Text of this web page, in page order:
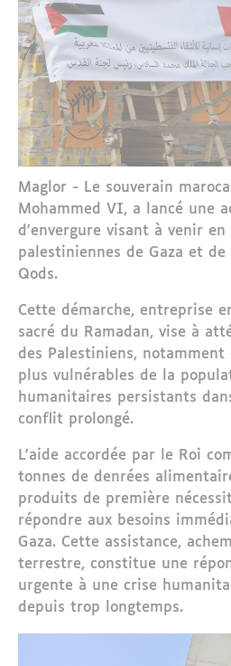
Maglor - Le souverain
Mohammed VI, a lancé une
d'envergure visant à venir
palestiniennes de Gaza et
Qods.
Cette démarche, entreprise
sacré du Ramadan, vise à
des Palestiniens, notamment
plus vulnérables de la
humanitaires persistants
conflit prolongé.
L'aide accordée par le Roi
tonnes de denrées
produits de première
répondre aux besoins
Gaza. Cette assistance,
terrestre, constitue une
urgente à une crise
depuis trop longtemps.